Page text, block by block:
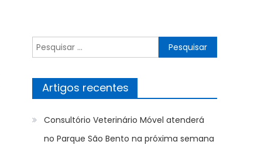
Pesquisar
por:
Artigos recentes
Consultório Veterinário Móvel atenderá
no Parque São Bento na próxima semana